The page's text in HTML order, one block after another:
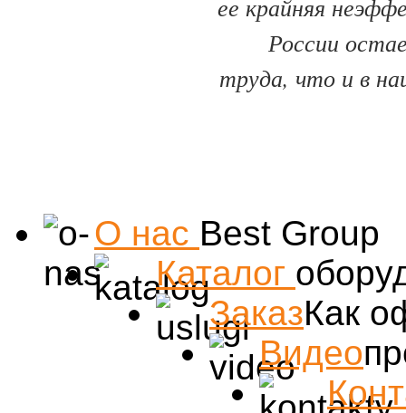
ее крайняя
России
труда, что и в
О нас Best Group
Каталог
ЗаказКак
Видео